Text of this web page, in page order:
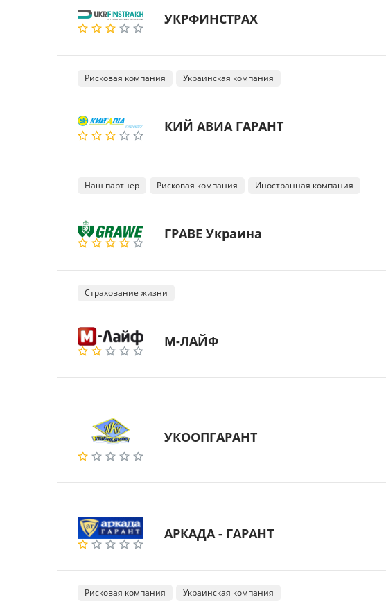
УКРФИНСТРАХ
Рисковая компания Украинская компания
КИЙ АВИА ГАРАНТ
Наш партнер Рисковая компания Иностранная компания
ГРАВЕ Украина
Страхование жизни
М-ЛАЙФ
УКООПГАРАНТ
АРКАДА - ГАРАНТ
Рисковая компания Украинская компания